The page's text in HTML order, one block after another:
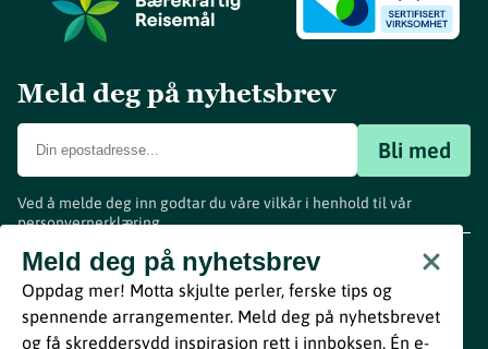
Meld deg på nyhetsbrev
Bli med
Ved å melde deg inn godtar du våre vilkår i henhold til vår
personvernerklæring.
Meld deg på nyhetsbrev
Oppdag mer! Motta skjulte perler, ferske tips og
spennende arrangementer. Meld deg på nyhetsbrevet
og få skreddersydd inspirasjon rett i innboksen. Én e-
www.visitvestfold.com
Turistinformasjon
Vestfold Fylkeskommune
ByBreakfast